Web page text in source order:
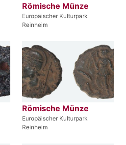
Römische Münze
Europäischer Kulturpark
Reinheim
Römische Münze
Europäischer Kulturpark
Reinheim